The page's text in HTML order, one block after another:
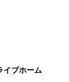
ブホーム